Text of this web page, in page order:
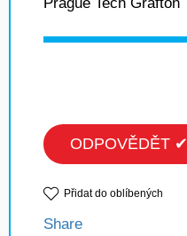
Prague Tech Grafton
ODPOVĚDĚT ✔
Přidat do oblíbených
Share